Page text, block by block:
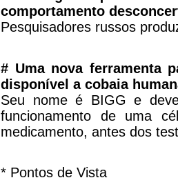
comportamento
Pesquisadores russos
# Uma nova ferramenta
disponível a cobaia
Seu nome é BIGG e
funcionamento de uma
medicamento, antes dos
* Pontos de Vista